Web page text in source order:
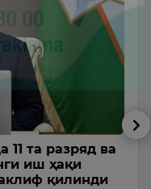
11 та разряд ва
иш ҳақи
қилинди